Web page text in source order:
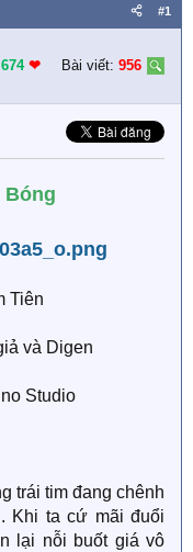
#1
❤︎ Bài viết: 956
Bóng
Tiên
và Digen
Studio
trái tim đang chênh
Khi ta cứ mãi đuổi
lại nỗi buốt giá vô